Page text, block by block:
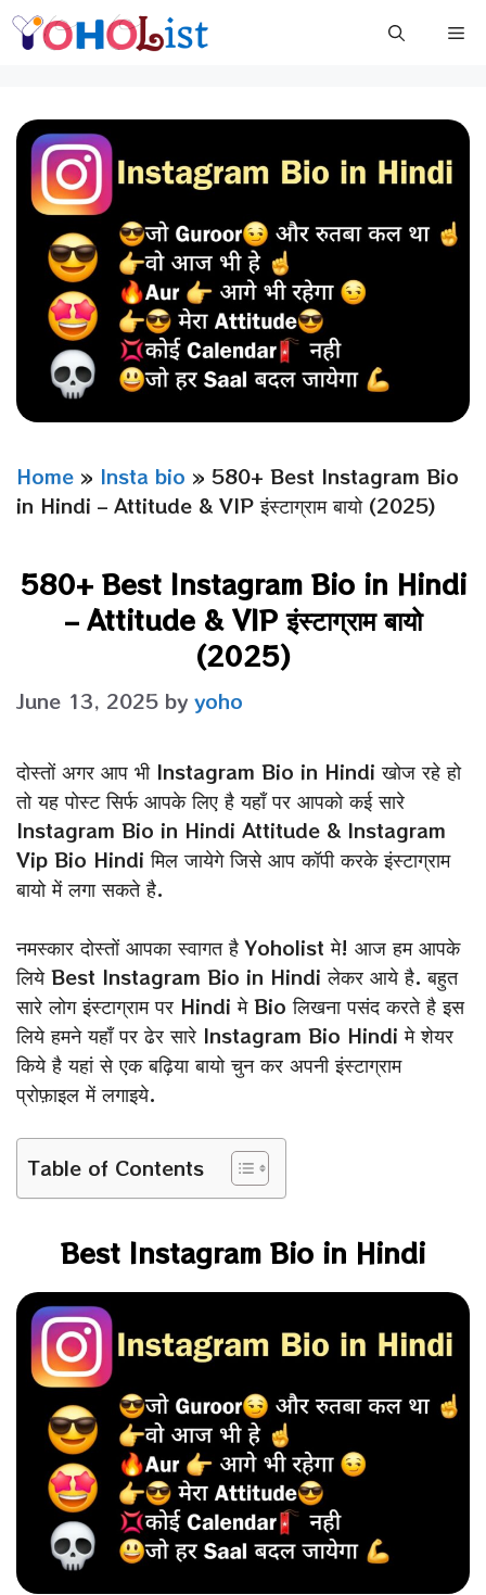
Skip
Home » Insta bio » 580+ Best Instagram Bio
in Hindi – Attitude & VIP इंस्टाग्राम बायो (2025)
580+ Best Instagram Bio in Hindi
– Attitude & VIP इंस्टाग्राम बायो
(2025)
June 13, 2025 by yoho
दोस्तों अगर आप भी Instagram Bio in Hindi खोज रहे हो
तो यह पोस्ट सिर्फ आपके लिए है यहाँ पर आपको कई सारे
Instagram Bio in Hindi Attitude & Instagram
Vip Bio Hindi मिल जायेगे जिसे आप कॉपी करके इंस्टाग्राम
बायो में लगा सकते है.
नमस्कार दोस्तों आपका स्वागत है Yoholist मे! आज हम आपके
लिये Best Instagram Bio in Hindi लेकर आये है. बहुत
सारे लोग इंस्टाग्राम पर Hindi मे Bio लिखना पसंद करते है इस
लिये हमने यहाँ पर ढेर सारे Instagram Bio Hindi मे शेयर
किये है यहां से एक बढ़िया बायो चुन कर अपनी इंस्टाग्राम
प्रोफ़ाइल में लगाइये.
Table of Contents
Best Instagram Bio in Hindi